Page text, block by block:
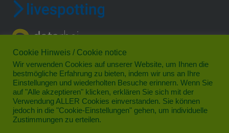
Das schönste Veedel im Norden von Köln
Cookie Hinweis / Cookie notice
Wir verwenden Cookies auf unserer Website, um Ihnen die
bestmögliche Erfahrung zu bieten, indem wir uns an Ihre
Einstellungen und wiederholten Besuche erinnern. Wenn Sie
auf "Alle akzeptieren" klicken, erklären Sie sich mit der
Verwendung ALLER Cookies einverstanden. Sie können
jedoch in die "Cookie-Einstellungen" gehen, um individuelle
Zustimmungen zu erteilen.